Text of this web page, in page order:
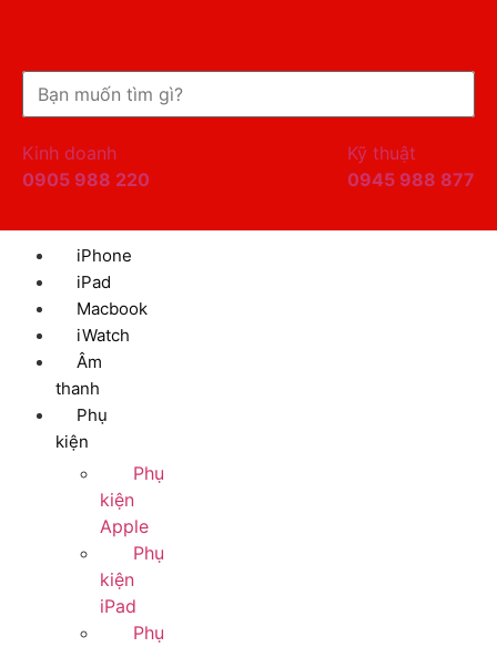
Kinh doanh
0905 988 220
Kỹ thuật
0945 988 877
iPhone
iPad
Macbook
iWatch
Âm
thanh
Phụ
kiện
Phụ
kiện
Apple
Phụ
kiện
iPad
Phụ